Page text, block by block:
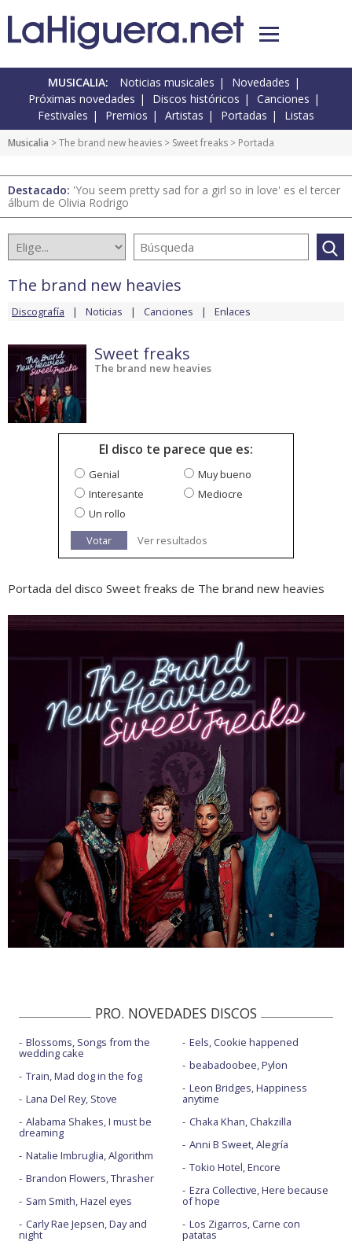
MUSICALIA: Noticias musicales
Novedades
Próximas novedades
Discos históricos
Canciones
Festivales
Premios Artistas Portadas Listas
Musicalia >The brand new heavies > Sweet freaks > Portada
Destacado: 'You seem pretty sad for a girl so in love' es el tercer
álbum de Olivia Rodrigo
The brand new heavies
Discografía Noticias Canciones Enlaces
Sweet freaks
The brand new heavies
El disco te parece que es:
Genial
Muy bueno
Interesante
Mediocre
Un rollo
Votar
Ver resultados
Portada del disco Sweet freaks de The brand new heavies
PRO. NOVEDADES DISCOS
Blossoms, Songs from the
wedding cake
Train, Mad dog in the fog
Lana Del Rey, Stove
Alabama Shakes, I must be
dreaming
Natalie Imbruglia, Algorithm
Brandon Flowers, Thrasher
Sam Smith, Hazel eyes
Carly Rae Jepsen, Day and
night
Eels, Cookie happened
beabadoobee, Pylon
Leon Bridges, Happiness
anytime
Chaka Khan, Chakzilla
Anni B Sweet, Alegría
Tokio Hotel, Encore
Ezra Collective, Here because
of hope
Los Zigarros, Carne con
patatas